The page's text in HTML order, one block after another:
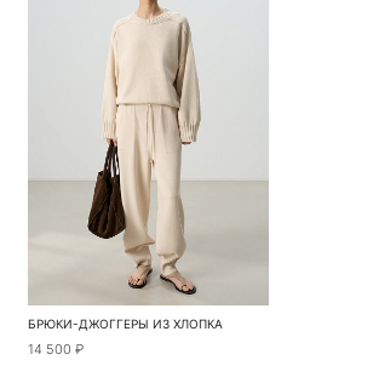
БРЮКИ-ДЖОГГЕРЫ ИЗ ХЛОПКА
14 500 ₽